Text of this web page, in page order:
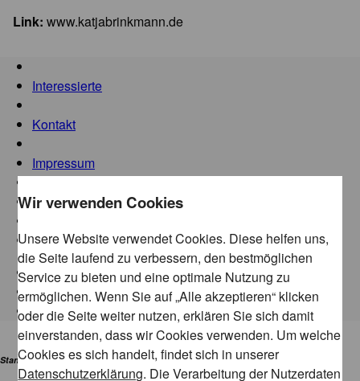
Link: www.katjabrinkmann.de
Interessierte
Kontakt
Impressum
Datenschutz
Cookie-Einstellungen
Standort:
Wir verwenden Cookies
Unsere Website verwendet Cookies. Diese helfen uns,
die Seite laufend zu verbessern, den bestmöglichen
Service zu bieten und eine optimale Nutzung zu
ermöglichen. Wenn Sie auf „Alle akzeptieren“ klicken
oder die Seite weiter nutzen, erklären Sie sich damit
einverstanden, dass wir Cookies verwenden. Um welche
Cookies es sich handelt, findet sich in unserer
Datenschutzerklärung. Die Verarbeitung der Nutzerdaten